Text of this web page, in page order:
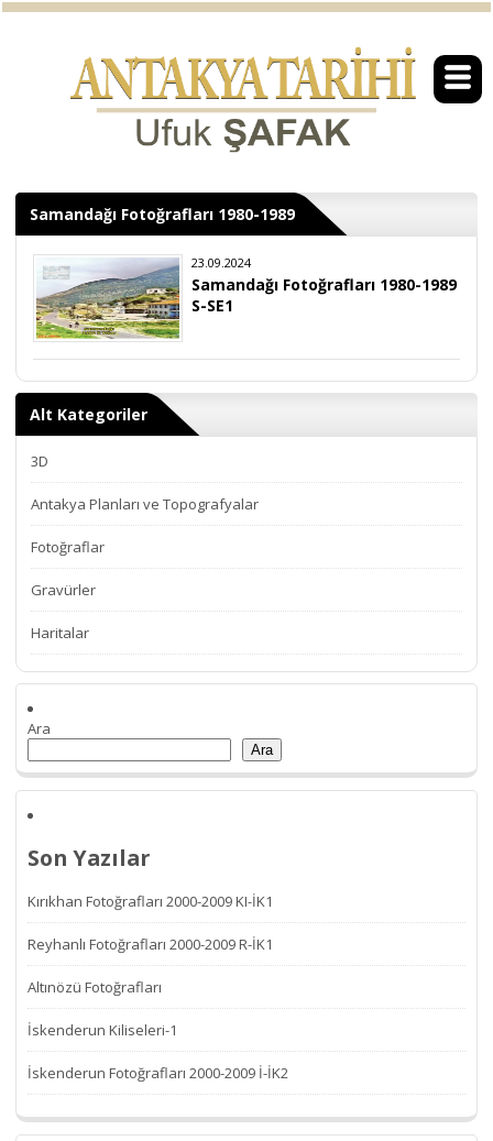
Samandağı Fotoğrafları 1980-1989
23.09.2024
Samandağı Fotoğrafları 1980-1989
S-SE1
Alt Kategoriler
3D
Antakya Planları ve Topografyalar
Fotoğraflar
Gravürler
Haritalar
Ara
Ara
Son Yazılar
Kırıkhan Fotoğrafları 2000-2009 KI-İK1
Reyhanlı Fotoğrafları 2000-2009 R-İK1
Altınözü Fotoğrafları
İskenderun Kiliseleri-1
İskenderun Fotoğrafları 2000-2009 İ-İK2